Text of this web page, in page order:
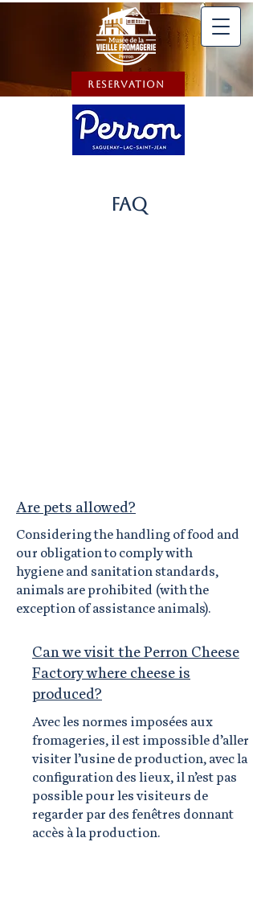
Reservation
FAQ
Are pets allowed?
Considering the handling of food and
our obligation to comply with
hygiene and sanitation standards,
animals are prohibited (with the
exception of assistance animals).
Can we visit the Perron Cheese
Factory where cheese is
produced?
​Avec les normes imposées aux
fromageries, il est impossible d’aller
visiter l’usine de production, avec la
configuration des lieux, il n’est pas
possible pour les visiteurs de
regarder par des fenêtres donnant
accès à la production.